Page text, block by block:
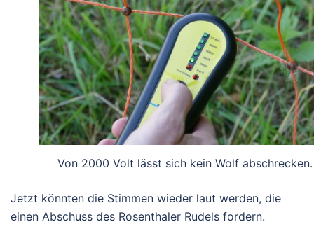
Von 2000 Volt lässt sich kein Wolf abschrecken.
Jetzt könnten die Stimmen wieder laut werden, die
einen Abschuss des Rosenthaler Rudels fordern.